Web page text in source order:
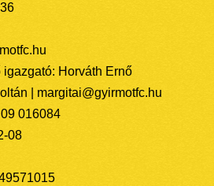
Horváth Ernő
| margitai@gyirmotfc.hu
016084
08